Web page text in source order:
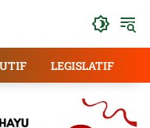
LEGISLATIF